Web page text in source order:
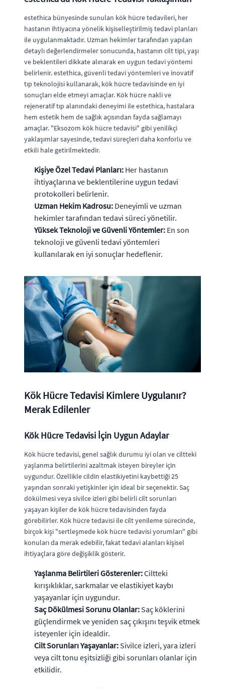
estethica bünyesinde sunulan kök hücre tedavileri, her
hastanın ihtiyacına yönelik kişiselleştirilmiş tedavi planları
ile uygulanmaktadır. Uzman hekimler tarafından yapılan
detaylı değerlendirmeler sonucunda, hastanın cilt tipi, yaşı
ve beklentileri dikkate alınarak en uygun tedavi yöntemi
belirlenir. estethica, güvenli tedavi yöntemleri ve inovatif
tıp teknolojisi kullanarak, kök hücre tedavisinde en iyi
sonuçları elde etmeyi amaçlar. Kök hücre nakli ve
rejeneratif tıp alanındaki deneyimi ile estethica, hastalara
hem estetik hem de sağlık açısından fayda sağlamayı
amaçlar. "Eksozom kök hücre tedavisi" gibi yenilikçi
yaklaşımlar sayesinde, tedavi süreçleri daha konforlu ve
etkili hale getirilmektedir.
Kişiye Özel Tedavi Planları: Her hastanın
ihtiyaçlarına ve beklentilerine uygun tedavi
protokolleri belirlenir.
Uzman Hekim Kadrosu: Deneyimli ve uzman
hekimler tarafından tedavi süreci yönetilir.
Yüksek Teknoloji ve Güvenli Yöntemler: En son
teknoloji ve güvenli tedavi yöntemleri
kullanılarak en iyi sonuçlar hedeflenir.
Kök Hücre Tedavisi Kimlere Uygulanır?
Merak Edilenler
Kök Hücre Tedavisi İçin Uygun Adaylar
Kök hücre tedavisi, genel sağlık durumu iyi olan ve ciltteki
yaşlanma belirtilerini azaltmak isteyen bireyler için
uygundur. Özellikle cildin elastikiyetini kaybettiği 25
yaşından sonraki yetişkinler için ideal bir seçenektir. Saç
dökülmesi veya sivilce izleri gibi belirli cilt sorunları
yaşayan kişiler de kök hücre tedavisinden fayda
görebilirler. Kök hücre tedavisi ile cilt yenileme sürecinde,
birçok kişi "sertleşmede kök hücre tedavisi yorumları" gibi
konuları da merak edebilir, fakat tedavi alanları kişisel
ihtiyaçlara göre değişiklik gösterir.
Yaşlanma Belirtileri Gösterenler:Ciltteki
kırışıklıklar, sarkmalar ve elastikiyet kaybı
yaşayanlar için uygundur.
Saç Dökülmesi Sorunu Olanlar: Saç köklerini
güçlendirmek ve yeniden saç çıkışını teşvik etmek
isteyenler için idealdir.
Cilt Sorunları Yaşayanlar: Sivilce izleri, yara izleri
veya cilt tonu eşitsizliği gibi sorunları olanlar için
etkilidir.